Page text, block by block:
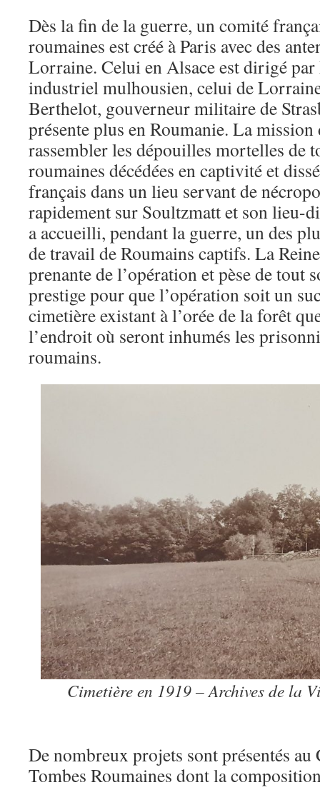
Dès la fin de la guerre, un comité
roumaines est créé à Paris avec des
Lorraine. Celui en Alsace est dirigé
industriel mulhousien, celui de
Berthelot, gouverneur militaire de
présente plus en Roumanie. La mission
rassembler les dépouilles mortelles de
roumaines décédées en captivité et
français dans un lieu servant de
rapidement sur Soultzmatt et son lieu-
a accueilli, pendant la guerre, un des
de travail de Roumains captifs. La
prenante de l’opération et pèse de tout
prestige pour que l’opération soit un
cimetière existant à l’orée de la forêt
l’endroit où seront inhumés les
roumains.
Cimetière en 1919 – Archives de la
De nombreux projets sont présentés au
Tombes Roumaines dont la